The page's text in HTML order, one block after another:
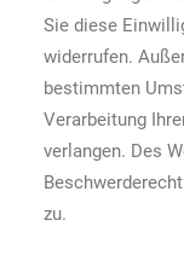
Sie diese
widerrufen.
bestimmten
Verarbeitung
verlangen. Des
zu.